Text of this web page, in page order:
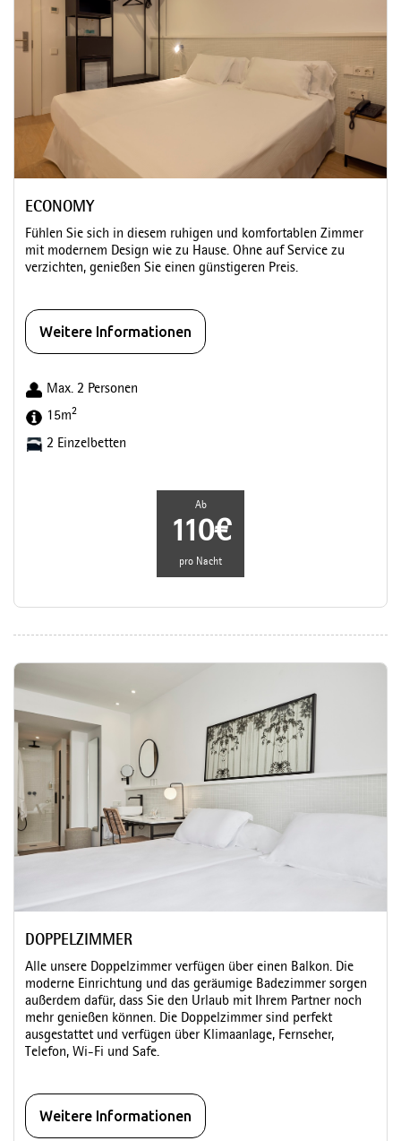
ECONOMY
Fühlen Sie sich in diesem ruhigen und komfortablen Zimmer
mit modernem Design wie zu Hause. Ohne auf Service zu
verzichten, genießen Sie einen günstigeren Preis.
Weitere Informationen
Max. 2 Personen
15m2
2 Einzelbetten
Ab
110€
pro Nacht
DOPPELZIMMER
Alle unsere Doppelzimmer verfügen über einen Balkon. Die
moderne Einrichtung und das geräumige Badezimmer sorgen
außerdem dafür, dass Sie den Urlaub mit Ihrem Partner noch
mehr genießen können. Die Doppelzimmer sind perfekt
ausgestattet und verfügen über Klimaanlage, Fernseher,
Telefon, Wi-Fi und Safe.
Weitere Informationen